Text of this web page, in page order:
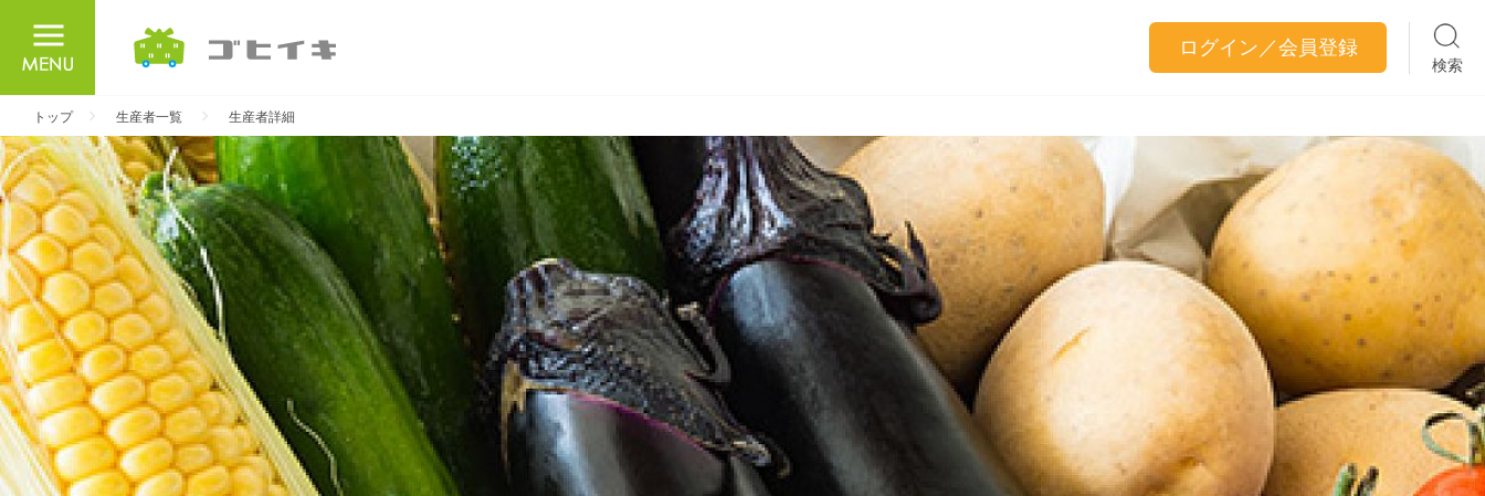
ログイン／会員登録
検索
トップ 生産者一覧 生産者詳細